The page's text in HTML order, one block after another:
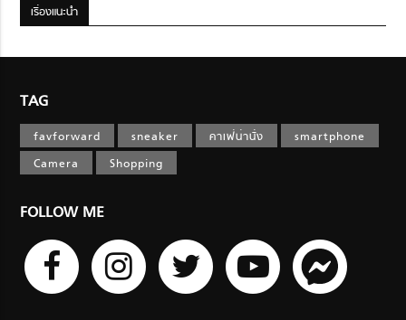
เรื่องแนะนำ
TAG
favforward sneaker คาเฟ่น่านั่ง
smartphone
Camera
Shopping
FOLLOW ME